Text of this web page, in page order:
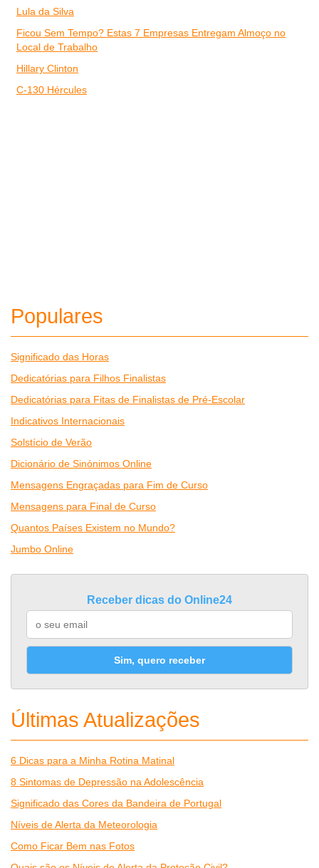
Lula da Silva
Ficou Sem Tempo? Estas 7 Empresas Entregam Almoço no
Local de Trabalho
Hillary Clinton
C-130 Hércules
Populares
Significado das Horas
Dedicatórias para Filhos Finalistas
Dedicatórias para Fitas de Finalistas de Pré-Escolar
Indicativos Internacionais
Solstício de Verão
Dicionário de Sinónimos Online
Mensagens Engraçadas para Fim de Curso
Mensagens para Final de Curso
Quantos Países Existem no Mundo?
Jumbo Online
Receber dicas do Online24
Sim, quero receber
Últimas Atualizações
6 Dicas para a Minha Rotina Matinal
8 Sintomas de Depressão na Adolescência
Significado das Cores da Bandeira de Portugal
Níveis de Alerta da Meteorologia
Como Ficar Bem nas Fotos